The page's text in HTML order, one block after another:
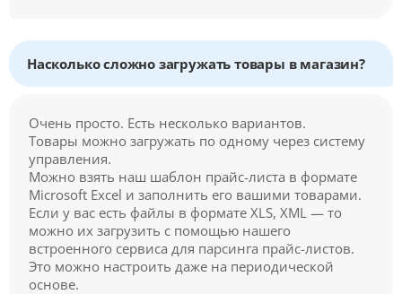
Насколько сложно загружать товары в магазин?
Очень просто. Есть несколько вариантов.
Товары можно загружать по одному через систему
управления.
Можно взять наш шаблон прайс-листа в формате
Microsoft Excel и заполнить его вашими товарами.
Если у вас есть файлы в формате XLS, XML — то
можно их загрузить с помощью нашего
встроенного сервиса для парсинга прайс-листов.
Это можно настроить даже на периодической
основе.